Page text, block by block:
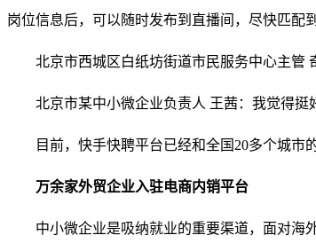
岗位信息后，可以随时发布到直播间，尽快匹配
北京市西城区白纸坊街道市民服务中心主管
北京市某中小微企业负责人 王茜：我觉得挺
目前，快手快聘平台已经和全国20多个城市
万余家外贸企业入驻电商内销平台
中小微企业是吸纳就业的重要渠道，面对海